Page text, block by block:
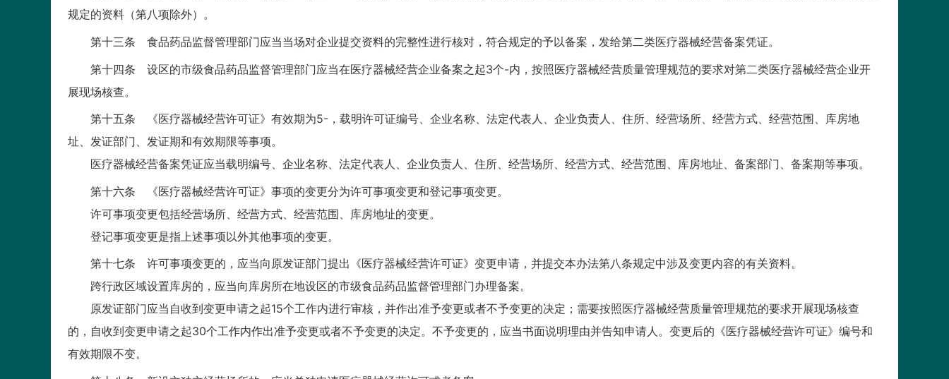
规定的资料（第八项除外）。
第十三条 食品药品监督管理部门应当当场对企业提交资料的完整性进行核对，符合规定的予以备案，发给第二类医疗器械经营备案凭证。
第十四条 设区的市级食品药品监督管理部门应当在医疗器械经营企业备案之起3个-内，按照医疗器械经营质量管理规范的要求对第二类医疗器械经营企业开
展现场核查。
第十五条 《医疗器械经营许可证》有效期为5-，载明许可证编号、企业名称、法定代表人、企业负责人、住所、经营场所、经营方式、经营范围、库房地
址、发证部门、发证期和有效期限等事项。
医疗器械经营备案凭证应当载明编号、企业名称、法定代表人、企业负责人、住所、经营场所、经营方式、经营范围、库房地址、备案部门、备案期等事项。
第十六条 《医疗器械经营许可证》事项的变更分为许可事项变更和登记事项变更。
许可事项变更包括经营场所、经营方式、经营范围、库房地址的变更。
登记事项变更是指上述事项以外其他事项的变更。
第十七条 许可事项变更的，应当向原发证部门提出《医疗器械经营许可证》变更申请，并提交本办法第八条规定中涉及变更内容的有关资料。
跨行政区域设置库房的，应当向库房所在地设区的市级食品药品监督管理部门办理备案。
原发证部门应当自收到变更申请之起15个工作内进行审核，并作出准予变更或者不予变更的决定；需要按照医疗器械经营质量管理规范的要求开展现场核查
的，自收到变更申请之起30个工作内作出准予变更或者不予变更的决定。不予变更的，应当书面说明理由并告知申请人。变更后的《医疗器械经营许可证》编号和
有效期限不变。